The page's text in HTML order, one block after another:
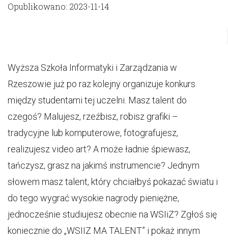
Opublikowano: 2023-11-14
Wyższa Szkoła Informatyki i Zarządzania w
Rzeszowie już po raz kolejny organizuje konkurs
między studentami tej uczelni. Masz talent do
czegoś? Malujesz, rzeźbisz, robisz grafiki –
tradycyjne lub komputerowe, fotografujesz,
realizujesz video art? A może ładnie śpiewasz,
tańczysz, grasz na jakimś instrumencie? Jednym
słowem masz talent, który chciałbyś pokazać światu i
do tego wygrać wysokie nagrody pieniężne,
jednocześnie studiujesz obecnie na WSIiZ? Zgłoś się
koniecznie do „WSIIZ MA TALENT” i pokaż innym